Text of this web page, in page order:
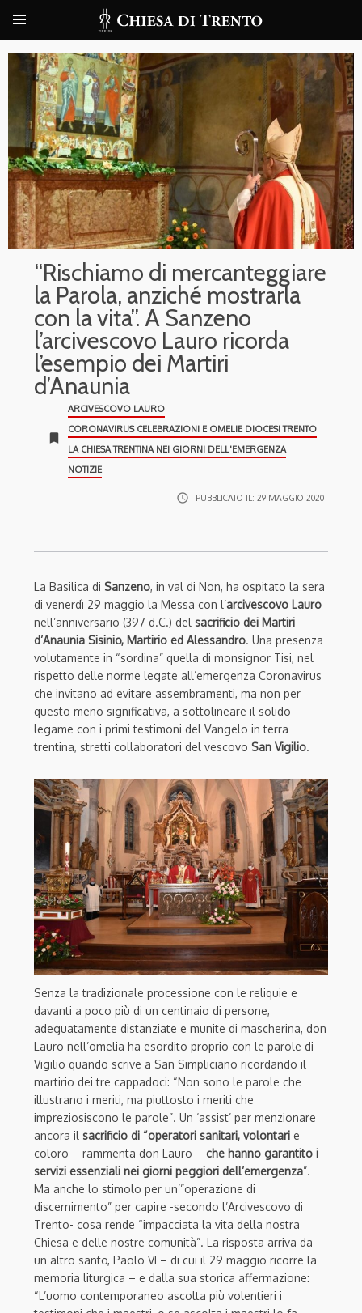
“Rischiamo di mercanteggiare
la Parola, anziché mostrarla
con la vita”. A Sanzeno
l’arcivescovo Lauro ricorda
l’esempio dei Martiri
d’Anaunia
bookmark
ARCIVESCOVO LAURO
CORONAVIRUS CELEBRAZIONI E OMELIE DIOCESI TRENTO
LA CHIESA TRENTINA NEI GIORNI DELL'EMERGENZA
NOTIZIE
access_time PUBBLICATO IL: 29 MAGGIO 2020
La Basilica di Sanzeno, in val di Non, ha ospitato la sera
di venerdì 29 maggio la Messa con l’arcivescovo Lauro
nell’anniversario (397 d.C.) del sacrificio dei Martiri
d’Anaunia Sisinio, Martirio ed Alessandro. Una presenza
volutamente in “sordina” quella di monsignor Tisi, nel
rispetto delle norme legate all’emergenza Coronavirus
che invitano ad evitare assembramenti, ma non per
questo meno significativa, a sottolineare il solido
legame con i primi testimoni del Vangelo in terra
trentina, stretti collaboratori del vescovo San Vigilio.
Senza la tradizionale processione con le reliquie e
davanti a poco più di un centinaio di persone,
adeguatamente distanziate e munite di mascherina, don
Lauro nell’omelia ha esordito proprio con le parole di
Vigilio quando scrive a San Simpliciano ricordando il
martirio dei tre cappadoci: “Non sono le parole che
illustrano i meriti, ma piuttosto i meriti che
impreziosiscono le parole”. Un ‘assist’ per menzionare
ancora il sacrificio di “operatori sanitari, volontari e
coloro – rammenta don Lauro – che hanno garantito i
servizi essenziali nei giorni peggiori dell’emergenza”.
Ma anche lo stimolo per un’”operazione di
discernimento” per capire -secondo l’Arcivescovo di
Trento- cosa rende “impacciata la vita della nostra
Chiesa e delle nostre comunità”. La risposta arriva da
un altro santo, Paolo VI – di cui il 29 maggio ricorre la
memoria liturgica – e dalla sua storica affermazione:
“L’uomo contemporaneo ascolta più volentieri i